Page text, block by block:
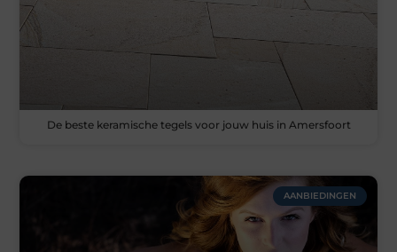
De beste keramische tegels voor jouw huis in Amersfoort
AANBIEDINGEN